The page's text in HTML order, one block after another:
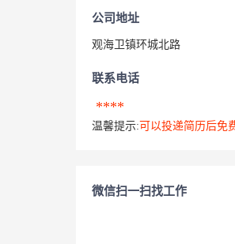
公司地址
观海卫镇环城北路
联系电话
****
温馨提示: 可以投递简历后免
微信扫一扫找工作